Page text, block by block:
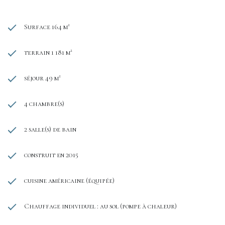
Surface 164 m²
terrain 1 181 m²
séjour 49 m²
4 chambre(s)
2 salle(s) de bain
construit en 2015
cuisine américaine (équipée)
Chauffage individuel : au sol (pompe à chaleur)